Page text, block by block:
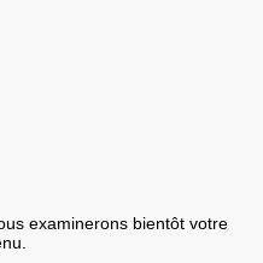
examinerons bientôt votre